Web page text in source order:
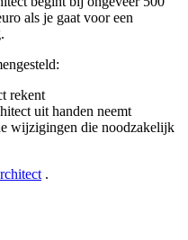
als je gaat voor een
rekent
uit handen neemt
wijzigingen die noodzakelijk
.